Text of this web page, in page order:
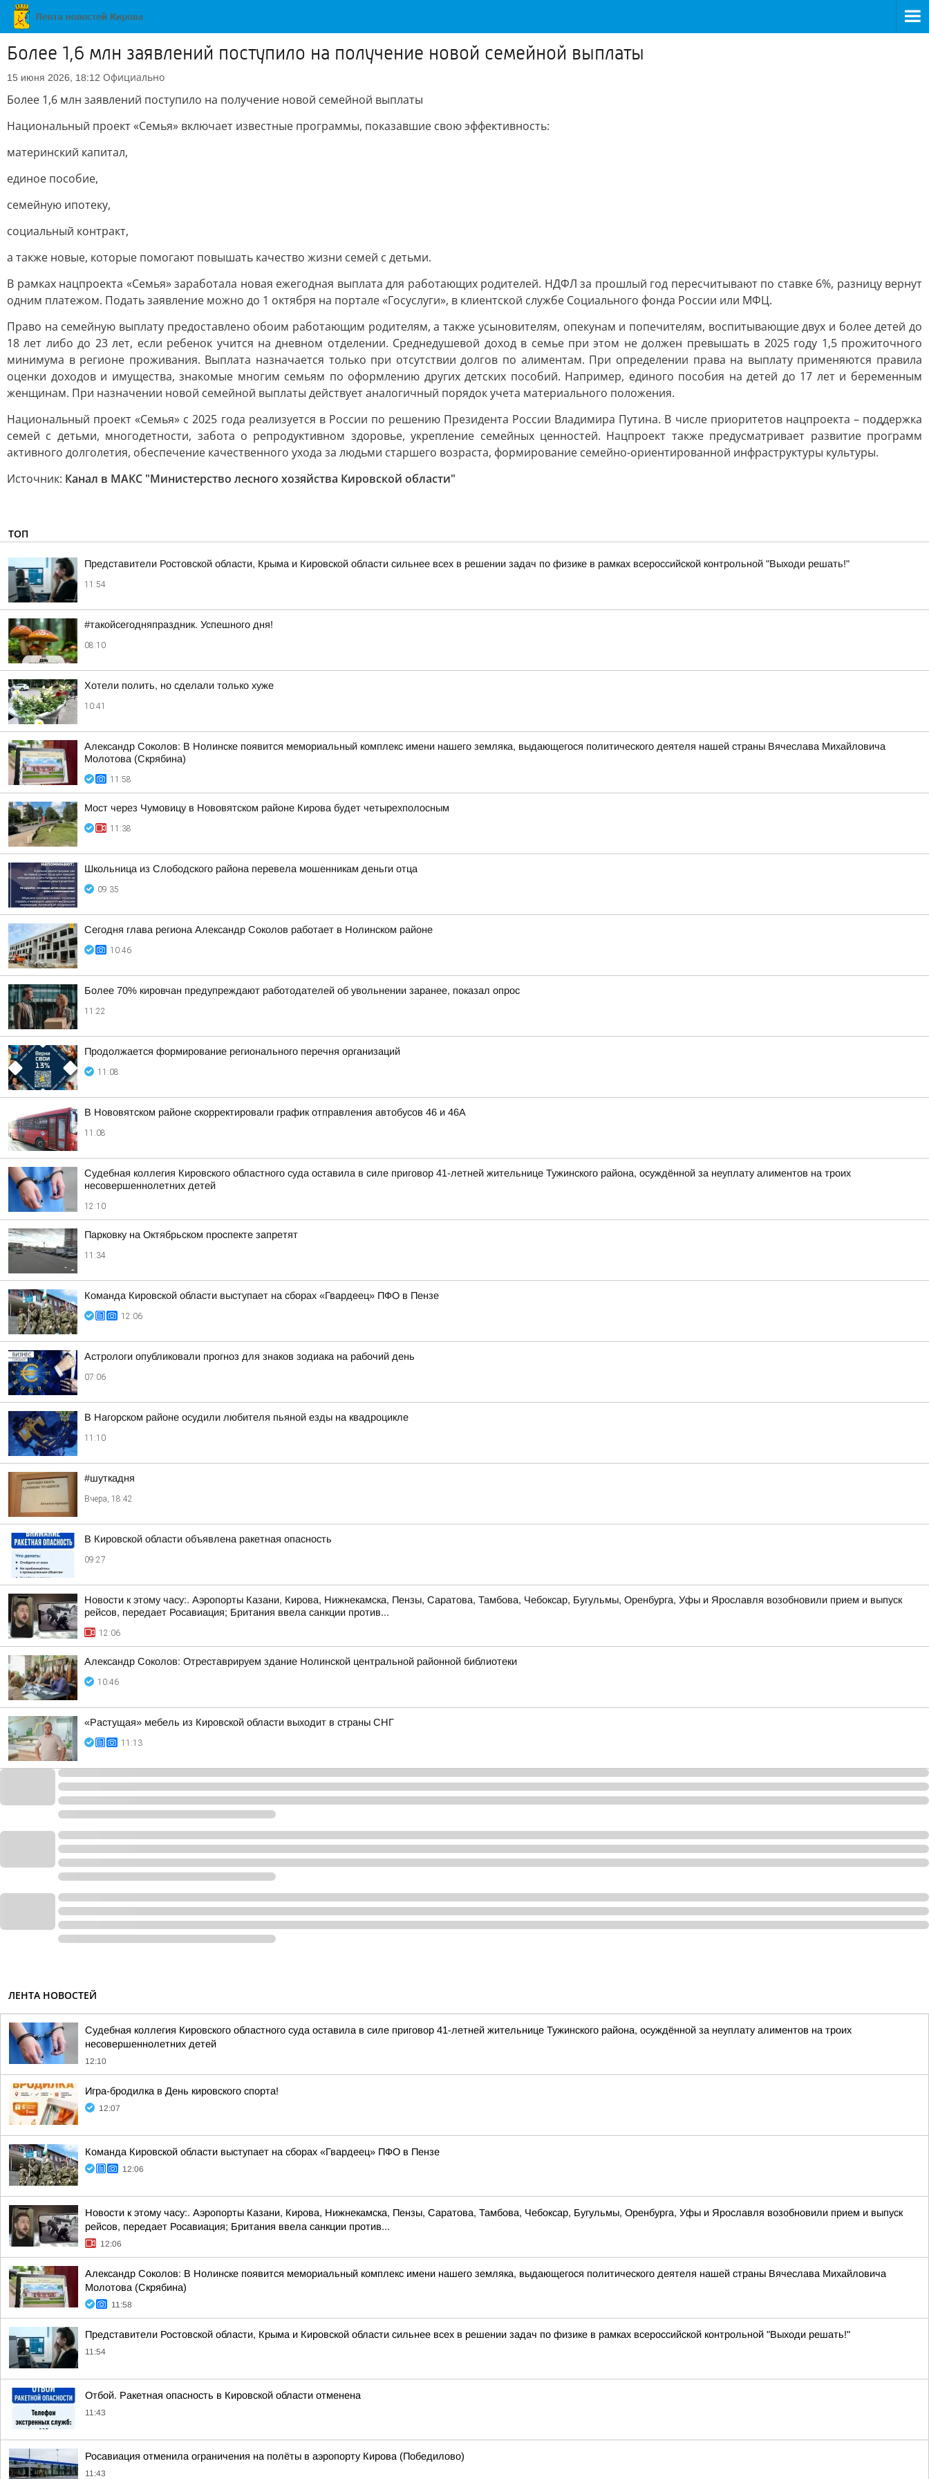
Более 1,6 млн заявлений поступило на получение новой семейной выплаты
15 июня 2026, 18:12 Официально
Более 1,6 млн заявлений поступило на получение новой семейной выплаты
Национальный проект «Семья» включает известные программы, показавшие свою эффективность:
материнский капитал,
единое пособие,
семейную ипотеку,
социальный контракт,
а также новые, которые помогают повышать качество жизни семей с детьми.
В рамках нацпроекта «Семья» заработала новая ежегодная выплата для работающих родителей. НДФЛ за прошлый год пересчитывают по ставке 6%, разницу вернут
одним платежом. Подать заявление можно до 1 октября на портале «Госуслуги», в клиентской службе Социального фонда России или МФЦ.
Право на семейную выплату предоставлено обоим работающим родителям, а также усыновителям, опекунам и попечителям, воспитывающие двух и более детей до
18 лет либо до 23 лет, если ребенок учится на дневном отделении. Среднедушевой доход в семье при этом не должен превышать в 2025 году 1,5 прожиточного
минимума в регионе проживания. Выплата назначается только при отсутствии долгов по алиментам. При определении права на выплату применяются правила
оценки доходов и имущества, знакомые многим семьям по оформлению других детских пособий. Например, единого пособия на детей до 17 лет и беременным
женщинам. При назначении новой семейной выплаты действует аналогичный порядок учета материального положения.
Национальный проект «Семья» с 2025 года реализуется в России по решению Президента России Владимира Путина. В числе приоритетов нацпроекта – поддержка
семей с детьми, многодетности, забота о репродуктивном здоровье, укрепление семейных ценностей. Нацпроект также предусматривает развитие программ
активного долголетия, обеспечение качественного ухода за людьми старшего возраста, формирование семейно-ориентированной инфраструктуры культуры.
Источник: Канал в МАКС "Министерство лесного хозяйства Кировской области"
ТОП
Представители Ростовской области, Крыма и Кировской области сильнее всех в решении задач по физике в рамках всероссийской контрольной "Выходи решать!"
11:54
#такойсегодняпраздник. Успешного дня!
08:10
Хотели полить, но сделали только хуже
10:41
Александр Соколов: В Нолинске появится мемориальный комплекс имени нашего земляка, выдающегося политического деятеля нашей страны Вячеслава Михайловича
Молотова (Скрябина)
11:58
Мост через Чумовицу в Нововятском районе Кирова будет четырехполосным
11:38
Школьница из Слободского района перевела мошенникам деньги отца
09:35
Сегодня глава региона Александр Соколов работает в Нолинском районе
10:46
Более 70% кировчан предупреждают работодателей об увольнении заранее, показал опрос
11:22
Продолжается формирование регионального перечня организаций
11:08
В Нововятском районе скорректировали график отправления автобусов 46 и 46А
11:08
Судебная коллегия Кировского областного суда оставила в силе приговор 41-летней жительнице Тужинского района, осуждённой за неуплату алиментов на троих
несовершеннолетних детей
12:10
Парковку на Октябрьском проспекте запретят
11:34
Команда Кировской области выступает на сборах «Гвардеец» ПФО в Пензе
12:06
Астрологи опубликовали прогноз для знаков зодиака на рабочий день
07:06
В Нагорском районе осудили любителя пьяной езды на квадроцикле
11:10
#шуткадня
Вчера, 18:42
В Кировской области объявлена ракетная опасность
09:27
Новости к этому часу:. Аэропорты Казани, Кирова, Нижнекамска, Пензы, Саратова, Тамбова, Чебоксар, Бугульмы, Оренбурга, Уфы и Ярославля возобновили прием и выпуск
рейсов, передает Росавиация; Британия ввела санкции против...
12:06
Александр Соколов: Отреставрируем здание Нолинской центральной районной библиотеки
10:46
«Растущая» мебель из Кировской области выходит в страны СНГ
11:13
ЛЕНТА НОВОСТЕЙ
Судебная коллегия Кировского областного суда оставила в силе приговор 41-летней жительнице Тужинского района, осуждённой за неуплату алиментов на троих
несовершеннолетних детей
12:10
Игра-бродилка в День кировского спорта!
12:07
Команда Кировской области выступает на сборах «Гвардеец» ПФО в Пензе
12:06
Новости к этому часу:. Аэропорты Казани, Кирова, Нижнекамска, Пензы, Саратова, Тамбова, Чебоксар, Бугульмы, Оренбурга, Уфы и Ярославля возобновили прием и выпуск
рейсов, передает Росавиация; Британия ввела санкции против...
12:06
Александр Соколов: В Нолинске появится мемориальный комплекс имени нашего земляка, выдающегося политического деятеля нашей страны Вячеслава Михайловича
Молотова (Скрябина)
11:58
Представители Ростовской области, Крыма и Кировской области сильнее всех в решении задач по физике в рамках всероссийской контрольной "Выходи решать!"
11:54
Отбой. Ракетная опасность в Кировской области отменена
11:43
Росавиация отменила ограничения на полёты в аэропорту Кирова (Победилово)
11:43